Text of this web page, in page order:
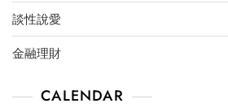
談性說愛
金融理財
CALENDAR